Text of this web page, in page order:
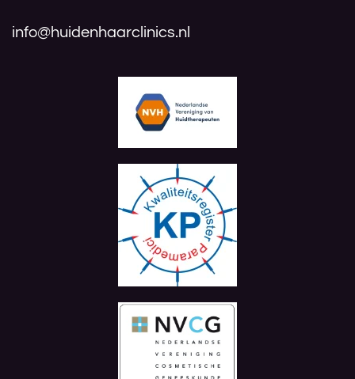
info@huidenhaarclinics.nl